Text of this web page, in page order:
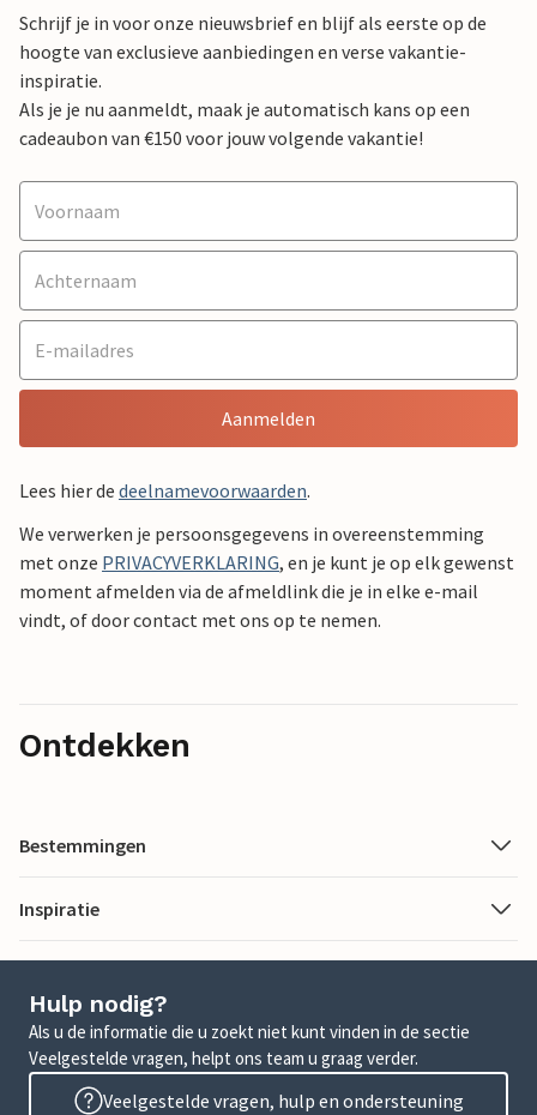
Schrijf je in voor onze nieuwsbrief en blijf als eerste op de
hoogte van exclusieve aanbiedingen en verse vakantie-
inspiratie.
Als je je nu aanmeldt, maak je automatisch kans op een
cadeaubon van €150 voor jouw volgende vakantie!
Aanmelden
Lees hier de deelnamevoorwaarden.
We verwerken je persoonsgegevens in overeenstemming
met onze PRIVACYVERKLARING, en je kunt je op elk gewenst
moment afmelden via de afmeldlink die je in elke e-mail
vindt, of door contact met ons op te nemen.
Ontdekken
Bestemmingen
Inspiratie
Hulp nodig?
Als u de informatie die u zoekt niet kunt vinden in de sectie
Veelgestelde vragen, helpt ons team u graag verder.
Veelgestelde vragen, hulp en ondersteuning